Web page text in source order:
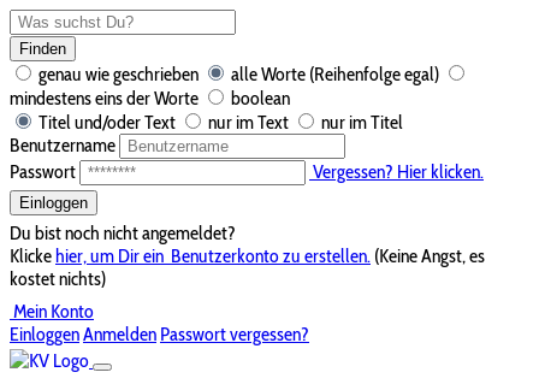
Finden
genau wie geschrieben
alle Worte (Reihenfolge egal)
mindestens eins der Worte
boolean
Titel und/oder Text
nur im Text
nur im Titel
Benutzername
Passwort
Vergessen? Hier klicken.
Einloggen
Du bist noch nicht angemeldet?
Klickehier, um Dir ein Benutzerkonto zu erstellen. (Keine Angst, es
kostet nichts)
Mein Konto
EinloggenAnmelden Passwort vergessen?